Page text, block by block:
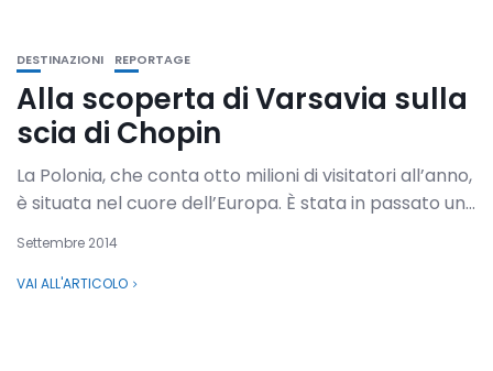
DESTINAZIONI REPORTAGE
Alla scoperta di Varsavia sulla
scia di Chopin
La Polonia, che conta otto milioni di visitatori all’anno,
è situata nel cuore dell’Europa. È stata in passato un...
Settembre 2014
VAI ALL'ARTICOLO